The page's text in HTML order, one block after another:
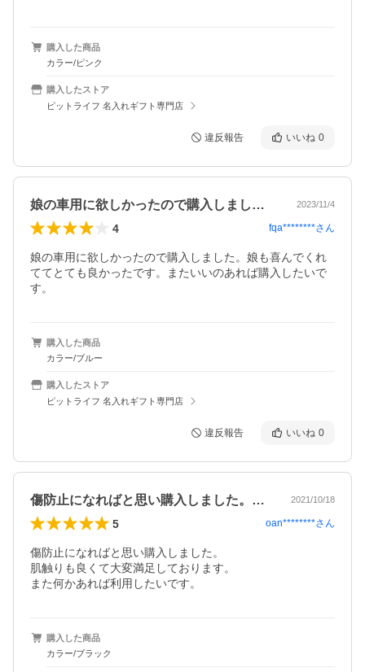
購入した商品
カラー/ピンク
購入したストア
ピットライフ 名入れギフト専門店
違反報告 いいね 0
娘の車用に欲しかったので購入しました。… 2023/11/4
4 fqa********さん
娘の車用に欲しかったので購入しました。娘も喜んでくれ
ててとても良かったです。またいいのあれば購入したいで
す。
購入した商品
カラー/ブルー
購入したストア
ピットライフ 名入れギフト専門店
違反報告 いいね 0
傷防止になればと思い購入しました。肌触… 2021/10/18
5 oan********さん
傷防止になればと思い購入しました。
肌触りも良くて大変満足しております。
また何かあれば利用したいです。
購入した商品
カラー/ブラック